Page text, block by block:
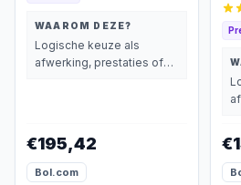
Waterdicht
Scheurbestendig -
Universeel - Zwart
WAAROM DEZE?
Logische keuze als
afwerking, prestaties of
€195,42
Bol.com